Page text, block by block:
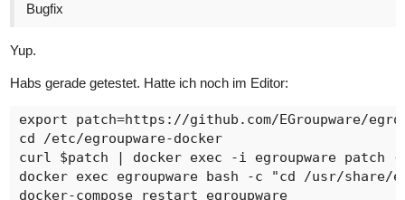
Bugfix
Yup.
Habs gerade getestet. Hatte ich noch im Editor:
export patch=https://github.com/EGroupware/
cd /etc/egroupware-docker
curl $patch | docker exec -i egroupware patch -
docker exec egroupware bash -c "cd /usr/share/